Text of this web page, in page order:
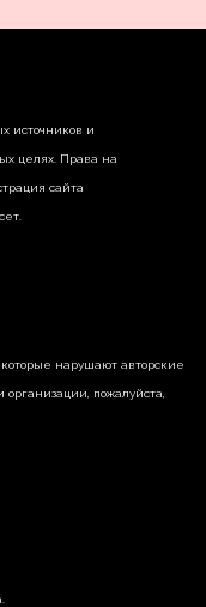
источников и
целях. Права на
сайта
нарушают авторские
пожалуйста,